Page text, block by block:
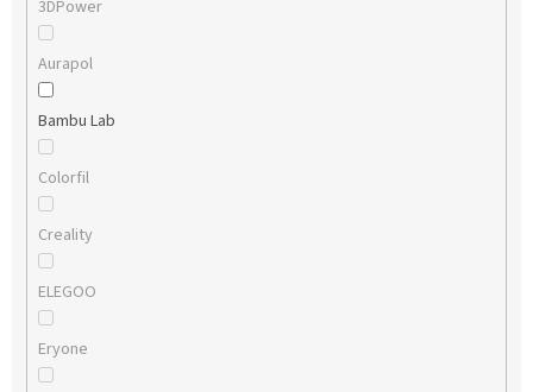
3DPower
Aurapol
Bambu Lab
Colorfil
Creality
ELEGOO
Eryone